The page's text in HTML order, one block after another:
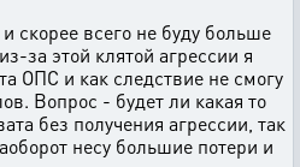
скорее всего не буду больше
за этой клятой агрессии я
ОПС и как следствие не смогу
Вопрос - будет ли какая то
без получения агрессии, так
несу большие потери и